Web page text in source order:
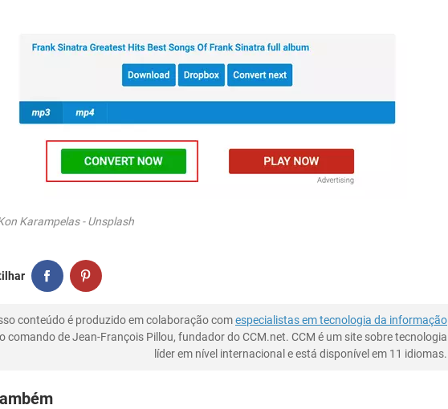
Karampelas - Unsplash
conteúdo é produzido em colaboração comespecialistas em tecnologia da informação
comando de Jean-François Pillou, fundador do CCM.net. CCM é um site sobre tecnologia
líder em nível internacional e está disponível em 11 idiomas.